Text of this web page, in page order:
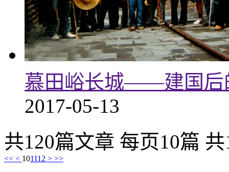
慕田峪长城——建国后
2017-05-13
共120篇文章 每页10篇
<< < 101112 > >>